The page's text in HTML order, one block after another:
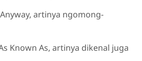
artinya ngomong-
Known As, artinya dikenal juga